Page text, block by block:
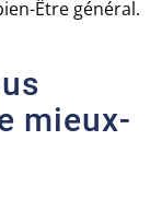
Être général.
mieux-